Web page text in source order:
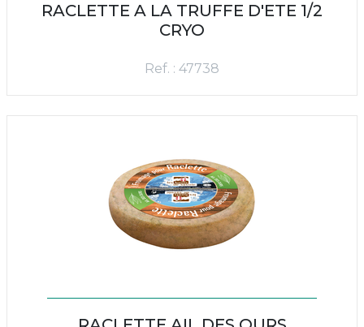
RACLETTE A LA TRUFFE D'ETE 1/2
CRYO
Ref. : 47738